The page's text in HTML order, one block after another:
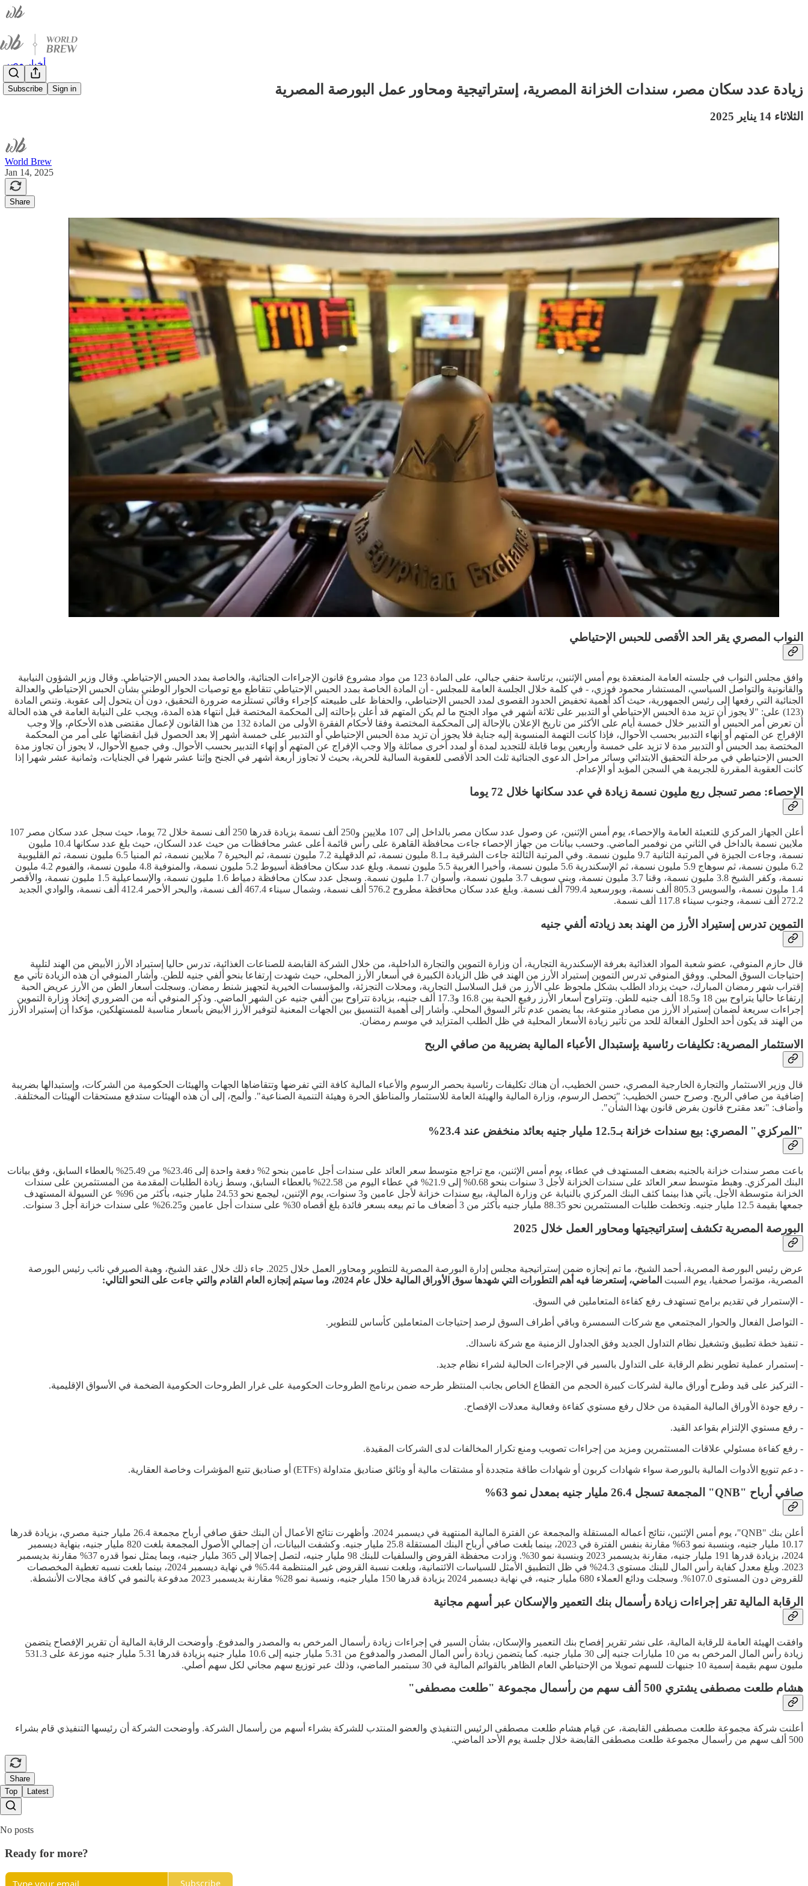
Subscribe Sign in
أخبار مصر
زيادة عدد سكان مصر، سندات الخزانة المصرية، إستراتيجية ومحاور عمل البورصة المصرية
الثلاثاء 14 يناير 2025
World Brew
Jan 14, 2025
Share
النواب المصري يقر الحد الأقصى للحبس الإحتياطي
وافق مجلس النواب في جلسته العامة المنعقدة يوم أمس الإثنين، برئاسة حنفي جبالي، على المادة 123 من مواد مشروع قانون الإجراءات الجنائية، والخاصة بمدد الحبس الإحتياطي. وقال وزير الشؤون النيابية
والقانونية والتواصل السياسي، المستشار محمود فوزي، - في كلمة خلال الجلسة العامة للمجلس - أن المادة الخاصة بمدد الحبس الإحتياطي تتقاطع مع توصيات الحوار الوطني بشأن الحبس الإحتياطي والعدالة
الجنائية التي رفعها إلى رئيس الجمهورية، حيث أكد أهمية تخفيض الحدود القصوى لمدد الحبس الإحتياطي، والحفاظ على طبيعته كإجراء وقائي تستلزمه ضرورة التحقيق، دون أن يتحول إلى عقوبة. وتنص المادة
(123) على: "لا يجوز أن تزيد مدة الحبس الإحتياطي أو التدبير على ثلاثة أشهر في مواد الجنح ما لم يكن المتهم قد أعلن بإحالته إلى المحكمة المختصة قبل انتهاء هذه المدة، ويجب على النيابة العامة في هذه الحالة
أن تعرض أمر الحبس أو التدبير خلال خمسة أيام على الأكثر من تاريخ الإعلان بالإحالة إلى المحكمة المختصة وفقا لأحكام الفقرة الأولى من المادة 132 من هذا القانون لإعمال مقتضى هذه الأحكام، وإلا وجب
الإفراج عن المتهم أو إنهاء التدبير بحسب الأحوال، فإذا كانت التهمة المنسوبة إليه جناية فلا يجوز أن تزيد مدة الحبس الإحتياطي أو التدبير على خمسة أشهر إلا بعد الحصول قبل انقضائها على أمر من المحكمة
المختصة بمد الحبس أو التدبير مدة لا تزيد على خمسة وأربعين يوما قابلة للتجديد لمدة أو لمدد أخرى مماثلة وإلا وجب الإفراج عن المتهم أو إنهاء التدبير بحسب الأحوال. وفي جميع الأحوال، لا يجوز أن تجاوز مدة
الحبس الإحتياطي في مرحلة التحقيق الابتدائي وسائر مراحل الدعوى الجنائية ثلث الحد الأقصى للعقوبة السالبة للحرية، بحيث لا تجاوز أربعة أشهر في الجنح وإثنا عشر شهرا في الجنايات، وثمانية عشر شهرا إذا
كانت العقوبة المقررة للجريمة هي السجن المؤبد أو الإعدام.
الإحصاء: مصر تسجل ربع مليون نسمة زيادة في عدد سكانها خلال 72 يوما
أعلن الجهاز المركزي للتعبئة العامة والإحصاء، يوم أمس الإثنين، عن وصول عدد سكان مصر بالداخل إلى 107 ملايين و250 ألف نسمة بزيادة قدرها 250 ألف نسمة خلال 72 يوما، حيث سجل عدد سكان مصر 107
ملايين نسمة بالداخل في الثاني من نوفمبر الماضي. وحسب بيانات من جهاز الإحصاء جاءت محافظة القاهرة على رأس قائمة أعلى عشر محافظات من حيث عدد السكان، حيث بلغ عدد سكانها 10.4 مليون
نسمة، وجاءت الجيزة في المرتبة الثانية 9.7 مليون نسمة. وفي المرتبة الثالثة جاءت الشرقية بـ8.1 مليون نسمة، ثم الدقهلية 7.2 مليون نسمة، ثم البحيرة 7 ملايين نسمة، ثم المنيا 6.5 مليون نسمة، ثم القليوبية
6.2 مليون نسمة، ثم سوهاج 5.9 مليون نسمة، ثم الإسكندرية 5.6 مليون نسمة، وأخيرا الغربية 5.5 مليون نسمة. وبلغ عدد سكان محافظة أسيوط 5.2 مليون نسمة، والمنوفية 4.8 مليون نسمة، والفيوم 4.2 مليون
نسمة، وكفر الشيخ 3.8 مليون نسمة، وقنا 3.7 مليون نسمة، وبني سويف 3.7 مليون نسمة، وأسوان 1.7 مليون نسمة. وسجل عدد سكان محافظة دمياط 1.6 مليون نسمة، والإسماعيلية 1.5 مليون نسمة، والأقصر
1.4 مليون نسمة، والسويس 805.3 ألف نسمة، وبورسعيد 799.4 ألف نسمة. وبلغ عدد سكان محافظة مطروح 576.2 ألف نسمة، وشمال سيناء 467.4 ألف نسمة، والبحر الأحمر 412.4 ألف نسمة، والوادي الجديد
272.2 ألف نسمة، وجنوب سيناء 117.8 ألف نسمة.
التموين تدرس إستيراد الأرز من الهند بعد زيادته ألفي جنيه
قال حازم المنوفي، عضو شعبة المواد الغذائية بغرفة الإسكندرية التجارية، أن وزارة التموين والتجارة الداخلية، من خلال الشركة القابضة للصناعات الغذائية، تدرس حاليا إستيراد الأرز الأبيض من الهند لتلبية
إحتياجات السوق المحلي. ووفق المنوفي تدرس التموين إستيراد الأرز من الهند في ظل الزيادة الكبيرة في أسعار الأرز المحلي، حيث شهدت إرتفاعا بنحو ألفي جنيه للطن. وأشار المنوفي أن هذه الزيادة تأتي مع
إقتراب شهر رمضان المبارك، حيث يزداد الطلب بشكل ملحوظ على الأرز من قبل السلاسل التجارية، ومحلات التجزئة، والمؤسسات الخيرية لتجهيز شنط رمضان. وسجلت أسعار الطن من الأرز عريض الحبة
إرتفاعا حاليا يتراوح بين 18 و18.5 ألف جنيه للطن. وتتراوح أسعار الأرز رفيع الحبة بين 16.8 و17.3 ألف جنيه، بزيادة تتراوح بين ألفي جنيه عن الشهر الماضي. وذكر المنوفي أنه من الضروري إتخاذ وزارة التموين
إجراءات سريعة لضمان إستيراد الأرز من مصادر متنوعة، بما يضمن عدم تأثر السوق المحلي. وأشار إلى أهمية التنسيق بين الجهات المعنية لتوفير الأرز الأبيض بأسعار مناسبة للمستهلكين، مؤكدا أن إستيراد الأرز
من الهند قد يكون أحد الحلول الفعالة للحد من تأثير زيادة الأسعار المحلية في ظل الطلب المتزايد في موسم رمضان.
الاستثمار المصرية: تكليفات رئاسية بإستبدال الأعباء المالية بضريبة من صافي الربح
قال وزير الاستثمار والتجارة الخارجية المصري، حسن الخطيب، أن هناك تكليفات رئاسية بحصر الرسوم والأعباء المالية كافة التي تفرضها وتتقاضاها الجهات والهيئات الحكومية من الشركات، وإستبدالها بضريبة
إضافية من صافي الربح. وصرح حسن الخطيب: "تحصل الرسوم، وزارة المالية والهيئة العامة للاستثمار والمناطق الحرة وهيئة التنمية الصناعية". وألمح، إلى أن هذه الهيئات ستدفع مستحقات الهيئات المختلفة.
وأضاف: "نعد مقترح قانون بفرض قانون بهذا الشأن".
"المركزي" المصري: بيع سندات خزانة بـ12.5 مليار جنيه بعائد منخفض عند 23.4%
باعت مصر سندات خزانة بالجنيه بضعف المستهدف في عطاء، يوم أمس الإثنين، مع تراجع متوسط سعر العائد على سندات أجل عامين بنحو 2% دفعة واحدة إلى 23.46% من 25.49% بالعطاء السابق، وفق بيانات
البنك المركزي. وهبط متوسط سعر العائد على سندات الخزانة لأجل 3 سنوات بنحو 0.68% إلى 21.9% في عطاء اليوم من 22.58% بالعطاء السابق، وسط زيادة الطلبات المقدمة من المستثمرين على سندات
الخزانة متوسطة الأجل. يأتي هذا بينما كثف البنك المركزي بالنيابة عن وزارة المالية، بيع سندات خزانة لأجل عامين و3 سنوات، يوم الإثنين، ليجمع نحو 24.53 مليار جنيه، بأكثر من 96% عن السيولة المستهدف
جمعها بقيمة 12.5 مليار جنيه. وتخطت طلبات المستثمرين نحو 88.35 مليار جنيه بأكثر من 3 أضعاف ما تم بيعه بسعر فائدة بلغ أقصاه 30% على سندات أجل عامين و26.25% على سندات خزانة أجل 3 سنوات.
البورصة المصرية تكشف إستراتيجيتها ومحاور العمل خلال 2025
عرض رئيس البورصة المصرية، أحمد الشيخ، ما تم إنجازه ضمن إستراتيجية مجلس إدارة البورصة المصرية للتطوير ومحاور العمل خلال 2025. جاء ذلك خلال عقد الشيخ، وهبة الصيرفي نائب رئيس البورصة
المصرية، مؤتمرا صحفيا، يوم السبت الماضي، إستعرضا فيه أهم التطورات التي شهدها سوق الأوراق المالية خلال عام 2024، وما سيتم إنجازه العام القادم والتي جاءت على النحو التالي:
- الإستمرار في تقديم برامج تستهدف رفع كفاءة المتعاملين في السوق.
- التواصل الفعال والحوار المجتمعي مع شركات السمسرة وباقي أطراف السوق لرصد إحتياجات المتعاملين كأساس للتطوير.
- تنفيذ خطة تطبيق وتشغيل نظام التداول الجديد وفق الجداول الزمنية مع شركة ناسداك.
- إستمرار عملية تطوير نظم الرقابة على التداول بالسير في الإجراءات الحالية لشراء نظام جديد.
- التركيز على قيد وطرح أوراق مالية لشركات كبيرة الحجم من القطاع الخاص بجانب المنتظر طرحه ضمن برنامج الطروحات الحكومية على غرار الطروحات الحكومية الضخمة في الأسواق الإقليمية.
- رفع جودة الأوراق المالية المقيدة من خلال رفع مستوي كفاءة وفعالية معدلات الإفصاح.
- رفع مستوي الإلتزام بقواعد القيد.
- رفع كفاءة مسئولي علاقات المستثمرين ومزيد من إجراءات تصويب ومنع تكرار المخالفات لدى الشركات المقيدة.
- دعم تنويع الأدوات المالية بالبورصة سواء شهادات كربون أو شهادات طاقة متجددة أو مشتقات مالية أو وثائق صناديق متداولة (ETFs) أو صناديق تتبع المؤشرات وخاصة العقارية.
صافي أرباح "QNB" المجمعة تسجل 26.4 مليار جنيه بمعدل نمو 63%
أعلن بنك "QNB"، يوم أمس الإثنين، نتائج أعماله المستقلة والمجمعة عن الفترة المالية المنتهية في ديسمبر 2024. وأظهرت نتائج الأعمال أن البنك حقق صافي أرباح مجمعة 26.4 مليار جنية مصري، بزيادة قدرها
10.17 مليار جنيه، وبنسبة نمو 63% مقارنة بنفس الفترة في 2023، بينما بلغت صافي أرباح البنك المستقلة 25.8 مليار جنيه. وكشفت البيانات، أن إجمالي الأصول المجمعة بلغت 820 مليار جنيه، بنهاية ديسمبر
2024، بزيادة قدرها 191 مليار جنيه، مقارنة بديسمبر 2023 وبنسبة نمو 30%. وزادت محفظة القروض والسلفيات للبنك 98 مليار جنيه، لتصل إجمالا إلى 365 مليار جنيه، وبما يمثل نموا قدره 37% مقارنة بديسمبر
2023. وبلغ معدل كفاية رأس المال للبنك مستوى 24.3% في ظل التطبيق الأمثل للسياسات الائتمانية، وبلغت نسبة القروض غير المنتظمة 5.44% في نهاية ديسمبر 2024، بينما بلغت نسبه تغطية المخصصات
للقروض دون المستوى 107.0%. وسجلت ودائع العملاء 680 مليار جنيه، في نهاية ديسمبر 2024 بزيادة قدرها 150 مليار جنيه، ونسبة نمو 28% مقارنة بديسمبر 2023 مدفوعة بالنمو في كافة مجالات الأنشطة.
الرقابة المالية تقر إجراءات زيادة رأسمال بنك التعمير والإسكان عبر أسهم مجانية
وافقت الهيئة العامة للرقابة المالية، على نشر تقرير إفصاح بنك التعمير والإسكان، بشأن السير في إجراءات زيادة رأسمال المرخص به والمصدر والمدفوع. وأوضحت الرقابة المالية أن تقرير الإفصاح يتضمن
زيادة رأس المال المرخص به من 10 مليارات جنيه إلى 30 مليار جنيه. كما يتضمن زيادة رأس المال المصدر والمدفوع من 5.31 مليار جنيه إلى 10.6 مليار جنيه بزيادة قدرها 5.31 مليار جنيه موزعة على 531.3
مليون سهم بقيمة إسمية 10 جنيهات للسهم تمويلا من الإحتياطي العام الظاهر بالقوائم المالية في 30 سبتمبر الماضي، وذلك عبر توزيع سهم مجاني لكل سهم أصلي.
هشام طلعت مصطفى يشتري 500 ألف سهم من رأسمال مجموعة "طلعت مصطفى"
أعلنت شركة مجموعة طلعت مصطفى القابضة، عن قيام هشام طلعت مصطفى الرئيس التنفيذي والعضو المنتدب للشركة بشراء أسهم من رأسمال الشركة. وأوضحت الشركة أن رئيسها التنفيذي قام بشراء
500 ألف سهم من رأسمال مجموعة طلعت مصطفى القابضة خلال جلسة يوم الأحد الماضي.
Share
Top
Latest
No posts
Ready for more?
Subscribe